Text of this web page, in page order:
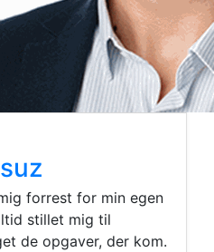
forrest for min egen
stillet mig til
de opgaver, der kom.